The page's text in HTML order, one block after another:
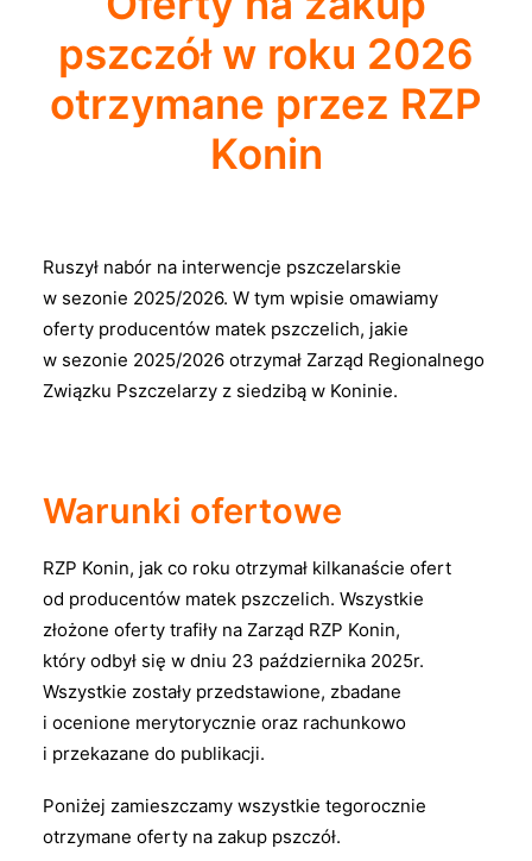
pszczół w roku 2026
otrzymane przez RZP
Konin
Ruszył nabór na interwencje pszczelarskie
w sezonie 2025/2026. W tym wpisie omawiamy
oferty producentów matek pszczelich, jakie
w sezonie 2025/2026 otrzymał Zarząd Regionalnego
Związku Pszczelarzy z siedzibą w Koninie.
Warunki ofertowe
RZP Konin, jak co roku otrzymał kilkanaście ofert
od producentów matek pszczelich. Wszystkie
złożone oferty trafiły na Zarząd RZP Konin,
który odbył się w dniu 23 października 2025r.
Wszystkie zostały przedstawione, zbadane
i ocenione merytorycznie oraz rachunkowo
i przekazane do publikacji.
Poniżej zamieszczamy wszystkie tegorocznie
otrzymane oferty na zakup pszczół.